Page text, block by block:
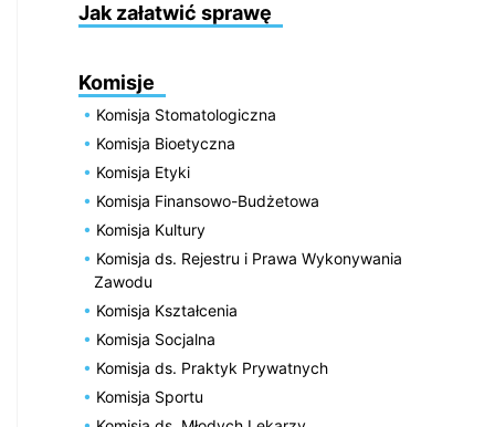
Jak załatwić sprawę
Komisje
Komisja Stomatologiczna
Komisja Bioetyczna
Komisja Etyki
Komisja Finansowo-Budżetowa
Komisja Kultury
Komisja ds. Rejestru i Prawa Wykonywania
Zawodu
Komisja Kształcenia
Komisja Socjalna
Komisja ds. Praktyk Prywatnych
Komisja Sportu